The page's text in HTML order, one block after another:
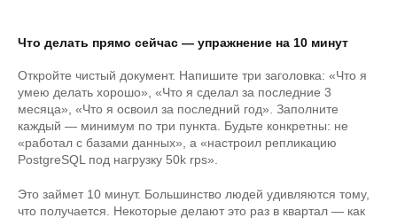
Что делать прямо сейчас — упражнение на 10 минут
Откройте чистый документ. Напишите три заголовка: «Что я
умею делать хорошо», «Что я сделал за последние 3
месяца», «Что я освоил за последний год». Заполните
каждый — минимум по три пункта. Будьте конкретны: не
«работал с базами данных», а «настроил репликацию
PostgreSQL под нагрузку 50k rps».
Это займет 10 минут. Большинство людей удивляются тому,
что получается. Некоторые делают это раз в квартал — как